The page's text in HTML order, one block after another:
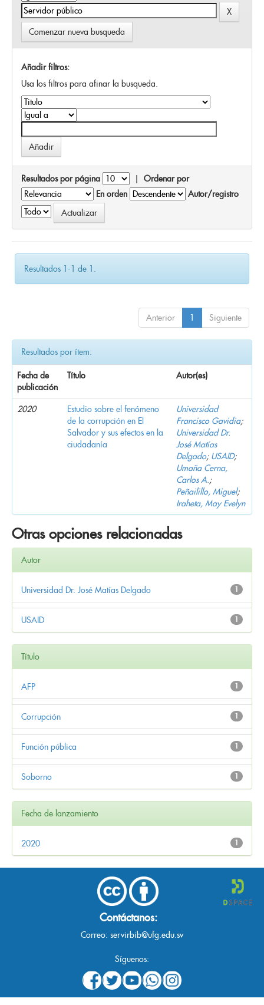
Comenzar nueva busqueda
Añadir filtros:
Usa los filtros para afinar la busqueda.
Resultados por página | Ordenar por
En orden
Autor/registro
Resultados 1-1 de 1.
Anterior 1 Siguiente
Resultados por ítem:
Fecha de
publicación
Título Autor(es)
2020
Estudio sobre el fenómeno
de la corrupción en El
Salvador y sus efectos en la
ciudadanía
Universidad
Francisco Gavidia;
Universidad Dr.
José Matías
Delgado; USAID;
Umaña Cerna,
Carlos A.;
Peñailillo, Miguel;
Iraheta, May Evelyn
Otras opciones relacionadas
Autor
1
Universidad Dr. José Matías Delgado
1
USAID
Título
1
AFP
1
Corrupción
1
Función pública
1
Soborno
Fecha de lanzamiento
1
2020
Contáctanos:
Correo: servirbib@ufg.edu.sv
Síguenos: